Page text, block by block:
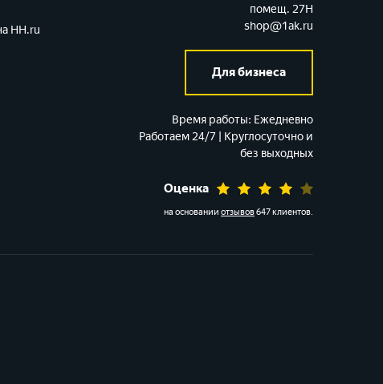
HH.ru
помещ. 27Н
shop@1ak.ru
Для бизнеса
Время работы: Ежедневно
Работаем 24/7 | Круглосуточно и
без выходных
Оценка
на основании отзывов647 клиентов.